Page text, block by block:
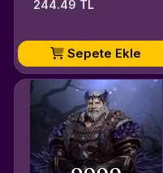
244.49 TL
Sepete Ekle